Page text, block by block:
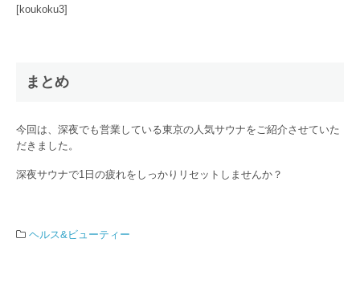
[koukoku3]
まとめ
今回は、深夜でも営業している東京の人気サウナをご紹介させていた
だきました。
深夜サウナで1日の疲れをしっかりリセットしませんか？
ヘルス&ビューティー